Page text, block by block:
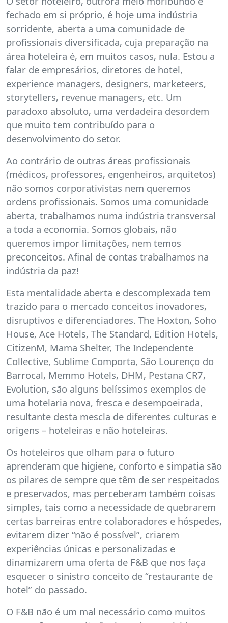
fechado em si próprio, é hoje uma indústria
sorridente, aberta a uma comunidade de
profissionais diversificada, cuja preparação na
área hoteleira é, em muitos casos, nula. Estou a
falar de empresários, diretores de hotel,
experience managers, designers, marketeers,
storytellers, revenue managers, etc. Um
paradoxo absoluto, uma verdadeira desordem
que muito tem contribuído para o
desenvolvimento do setor.
Ao contrário de outras áreas profissionais
(médicos, professores, engenheiros, arquitetos)
não somos corporativistas nem queremos
ordens profissionais. Somos uma comunidade
aberta, trabalhamos numa indústria transversal
a toda a economia. Somos globais, não
queremos impor limitações, nem temos
preconceitos. Afinal de contas trabalhamos na
indústria da paz!
Esta mentalidade aberta e descomplexada tem
trazido para o mercado conceitos inovadores,
disruptivos e diferenciadores. The Hoxton, Soho
House, Ace Hotels, The Standard, Edition Hotels,
CitizenM, Mama Shelter, The Independente
Collective, Sublime Comporta, São Lourenço do
Barrocal, Memmo Hotels, DHM, Pestana CR7,
Evolution, são alguns belíssimos exemplos de
uma hotelaria nova, fresca e desempoeirada,
resultante desta mescla de diferentes culturas e
origens – hoteleiras e não hoteleiras.
Os hoteleiros que olham para o futuro
aprenderam que higiene, conforto e simpatia são
os pilares de sempre que têm de ser respeitados
e preservados, mas perceberam também coisas
simples, tais como a necessidade de quebrarem
certas barreiras entre colaboradores e hóspedes,
evitarem dizer “não é possível”, criarem
experiências únicas e personalizadas e
dinamizarem uma oferta de F&B que nos faça
esquecer o sinistro conceito de “restaurante de
hotel” do passado.
O F&B não é um mal necessário como muitos